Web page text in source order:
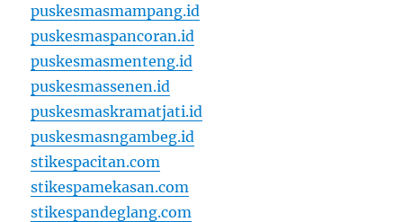
puskesmasmampang.id
puskesmaspancoran.id
puskesmasmenteng.id
puskesmassenen.id
puskesmaskramatjati.id
puskesmasngambeg.id
stikespacitan.com
stikespamekasan.com
stikespandeglang.com